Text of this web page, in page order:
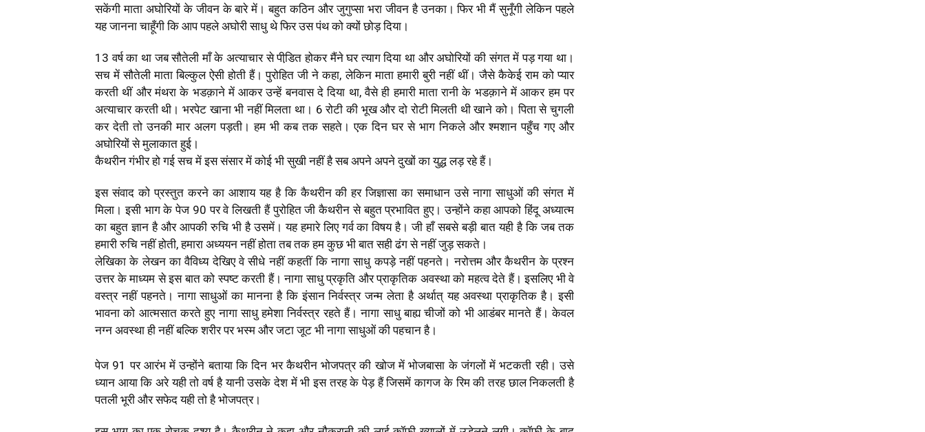
सकेंगी माता अघोरियों के जीवन के बारे में। बहुत कठिन और जुगुप्सा भरा जीवन है उनका। फिर भी मैं सुनूँगी लेकिन पहले
यह जानना चाहूँगी कि आप पहले अघोरी साधु थे फिर उस पंथ को क्यों छोड़ दिया।
13 वर्ष का था जब सौतेली माँ के अत्याचार से पीडि़त होकर मैंने घर त्याग दिया था और अघोरियों की संगत में पड़ गया था।
सच में सौतेली माता बिल्कुल ऐसी होती हैं। पुरोहित जी ने कहा, लेकिन माता हमारी बुरी नहीं थीं। जैसे कैकेई राम को प्यार
करती थीं और मंथरा के भडक़ाने में आकर उन्हें बनवास दे दिया था, वैसे ही हमारी माता रानी के भडक़ाने में आकर हम पर
अत्याचार करती थी। भरपेट खाना भी नहीं मिलता था। 6 रोटी की भूख और दो रोटी मिलती थी खाने को। पिता से चुगली
कर देती तो उनकी मार अलग पड़ती। हम भी कब तक सहते। एक दिन घर से भाग निकले और श्मशान पहुँच गए और
अघोरियों से मुलाकात हुई।
कैथरीन गंभीर हो गई सच में इस संसार में कोई भी सुखी नहीं है सब अपने अपने दुखों का युद्ध लड़ रहे हैं।
इस संवाद को प्रस्तुत करने का आशाय यह है कि कैथरीन की हर जिज्ञासा का समाधान उसे नागा साधुओं की संगत में
मिला। इसी भाग के पेज 90 पर वे लिखती हैं पुरोहित जी कैथरीन से बहुत प्रभावित हुए। उन्होंने कहा आपको हिंदू अध्यात्म
का बहुत ज्ञान है और आपकी रुचि भी है उसमें। यह हमारे लिए गर्व का विषय है। जी हाँ सबसे बड़ी बात यही है कि जब तक
हमारी रुचि नहीं होती, हमारा अध्ययन नहीं होता तब तक हम कुछ भी बात सही ढंग से नहीं जुड़ सकते।
लेखिका के लेखन का वैविध्य देखिए वे सीधे नहीं कहतीं कि नागा साधु कपड़े नहीं पहनते। नरोत्तम और कैथरीन के प्रश्न
उत्तर के माध्यम से इस बात को स्पष्ट करती हैं। नागा साधु प्रकृति और प्राकृतिक अवस्था को महत्व देते हैं। इसलिए भी वे
वस्त्र नहीं पहनते। नागा साधुओं का मानना है कि इंसान निर्वस्त्र जन्म लेता है अर्थात् यह अवस्था प्राकृतिक है। इसी
भावना को आत्मसात करते हुए नागा साधु हमेशा निर्वस्त्र रहते हैं। नागा साधु बाह्य चीजों को भी आडंबर मानते हैं। केवल
नग्न अवस्था ही नहीं बल्कि शरीर पर भस्म और जटा जूट भी नागा साधुओं की पहचान है।
पेज 91 पर आरंभ में उन्होंने बताया कि दिन भर कैथरीन भोजपत्र की खोज में भोजबासा के जंगलों में भटकती रही। उसे
ध्यान आया कि अरे यही तो वर्ष है यानी उसके देश में भी इस तरह के पेड़ हैं जिसमें कागज के रिम की तरह छाल निकलती है
पतली भूरी और सफेद यही तो है भोजपत्र।